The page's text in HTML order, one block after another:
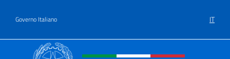
Governo Italiano IT
Intestazione sito, social e menù